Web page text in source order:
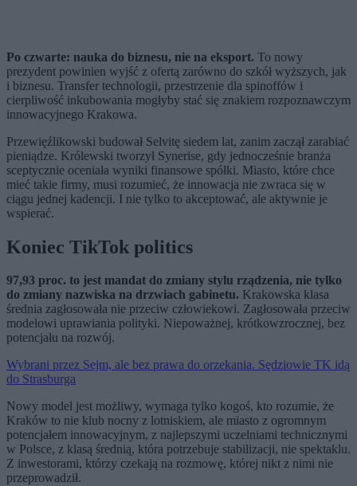
Po czwarte: nauka do biznesu, nie na eksport. To nowy
prezydent powinien wyjść z ofertą zarówno do szkół wyższych, jak
i biznesu. Transfer technologii, przestrzenie dla spinoffów i
cierpliwość inkubowania mogłyby stać się znakiem rozpoznawczym
innowacyjnego Krakowa.
Przewięźlikowski budował Selvitę siedem lat, zanim zaczął zarabiać
pieniądze. Królewski tworzył Synerise, gdy jednocześnie branża
sceptycznie oceniała wyniki finansowe spółki. Miasto, które chce
mieć takie firmy, musi rozumieć, że innowacja nie zwraca się w
ciągu jednej kadencji. I nie tylko to akceptować, ale aktywnie je
wspierać.
Koniec TikTok politics
97,93 proc. to jest mandat do zmiany stylu rządzenia, nie tylko
do zmiany nazwiska na drzwiach gabinetu. Krakowska klasa
średnia zagłosowała nie przeciw człowiekowi. Zagłosowała przeciw
modelowi uprawiania polityki. Niepoważnej, krótkowzrocznej, bez
potencjału na rozwój.
Wybrani przez Sejm, ale bez prawa do orzekania. Sędziowie TK idą
do Strasburga
Nowy model jest możliwy, wymaga tylko kogoś, kto rozumie, że
Kraków to nie klub nocny z lotniskiem, ale miasto z ogromnym
potencjałem innowacyjnym, z najlepszymi uczelniami technicznymi
w Polsce, z klasą średnią, która potrzebuje stabilizacji, nie spektaklu.
Z inwestorami, którzy czekają na rozmowę, której nikt z nimi nie
przeprowadził.